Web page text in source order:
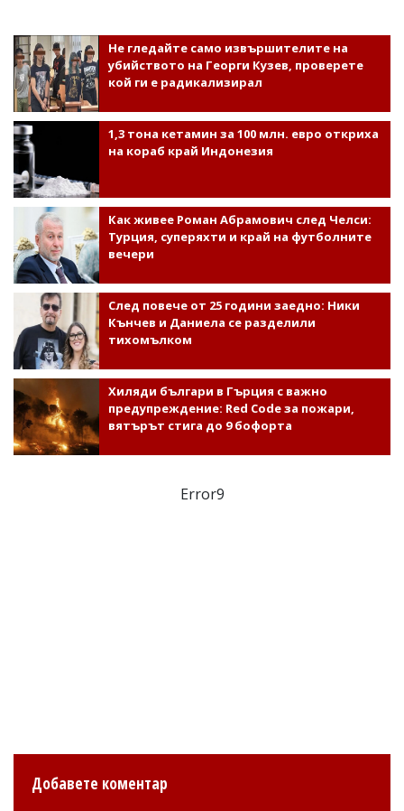
Не гледайте само извършителите на
убийството на Георги Кузев, проверете
кой ги е радикализирал
1,3 тона кетамин за 100 млн. евро откриха
на кораб край Индонезия
Как живее Роман Абрамович след Челси:
Турция, суперяхти и край на футболните
вечери
След повече от 25 години заедно: Ники
Кънчев и Даниела се разделили
тихомълком
Хиляди българи в Гърция с важно
предупреждение: Red Code за пожари,
вятърът стига до 9 бофорта
Error9
Добавете коментар